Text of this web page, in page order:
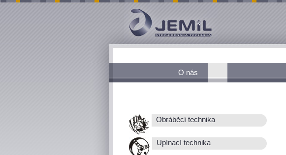
O nás
Obráběcí technika
Upínací technika